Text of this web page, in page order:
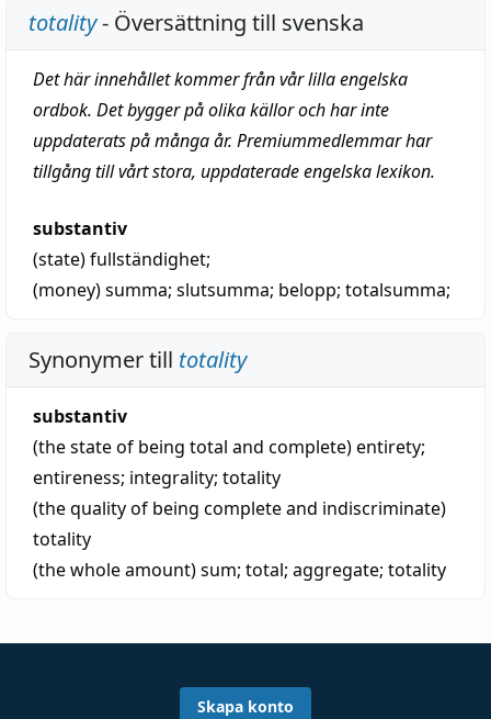
totality- Översättning till svenska
Det här innehållet kommer från vår lilla engelska
ordbok. Det bygger på olika källor och har inte
uppdaterats på många år. Premiummedlemmar har
tillgång till vårt stora, uppdaterade engelska lexikon.
substantiv
(state)fullständighet;
(money)summa; slutsumma; belopp; totalsumma;
Synonymer till totality
substantiv
(the state of being total and complete)entirety;
entireness; integrality; totality
(the quality of being complete and indiscriminate)
totality
(the whole amount)sum; total; aggregate; totality
Skapa konto